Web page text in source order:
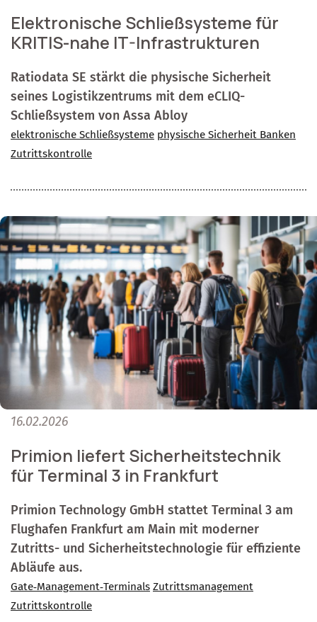
Elektronische Schließsysteme für
KRITIS-nahe IT-Infrastrukturen
Ratiodata SE stärkt die physische Sicherheit
seines Logistikzentrums mit dem eCLIQ-
Schließsystem von Assa Abloy
elektronische Schließsysteme physische Sicherheit Banken
Zutrittskontrolle
16.02.2026
Primion liefert Sicherheitstechnik
für Terminal 3 in Frankfurt
Primion Technology GmbH stattet Terminal 3 am
Flughafen Frankfurt am Main mit moderner
Zutritts- und Sicherheitstechnologie für effiziente
Abläufe aus.
Gate‑Management‑Terminals Zutrittsmanagement
Zutrittskontrolle